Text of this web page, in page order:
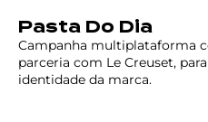
Pasta Do Dia
Campanha multiplataforma
parceria com Le Creuset,
identidade da marca.